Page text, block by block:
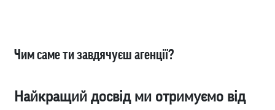
Чим саме ти завдячуєш агенції?
Найкращий досвід ми отримуємо від